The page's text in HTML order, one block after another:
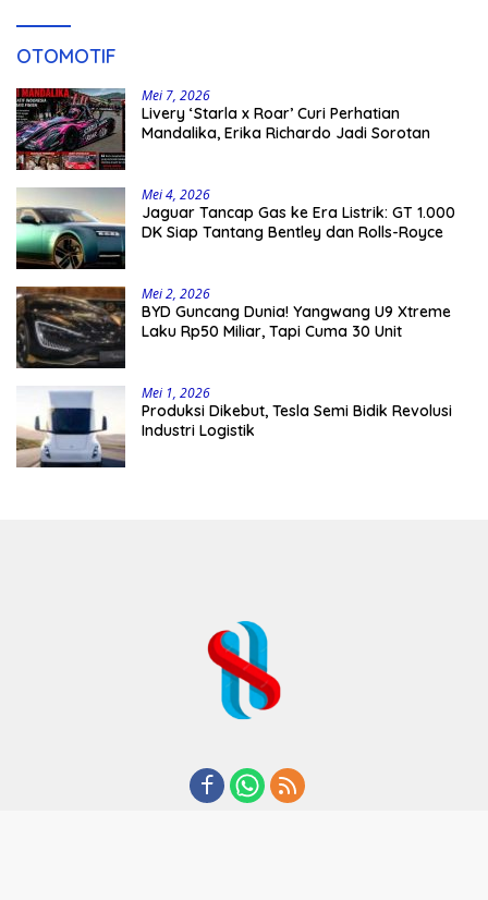
OTOMOTIF
Mei 7, 2026
Livery ‘Starla x Roar’ Curi Perhatian
Mandalika, Erika Richardo Jadi Sorotan
Mei 4, 2026
Jaguar Tancap Gas ke Era Listrik: GT 1.000
DK Siap Tantang Bentley dan Rolls-Royce
Mei 2, 2026
BYD Guncang Dunia! Yangwang U9 Xtreme
Laku Rp50 Miliar, Tapi Cuma 30 Unit
Mei 1, 2026
Produksi Dikebut, Tesla Semi Bidik Revolusi
Industri Logistik